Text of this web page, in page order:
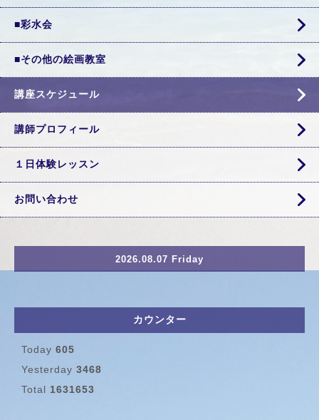
■彩水会
■その他の絵画教室
講座スケジュール
講師プロフィール
１日体験レッスン
お問い合わせ
2026.08.07 Friday
カウンター
Today 605
Yesterday 3468
Total 1631653